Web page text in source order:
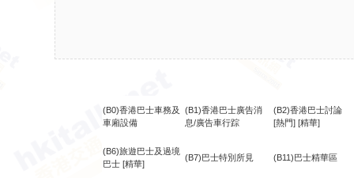
(B0)香港巴士車務及
車廂設備
(B1)香港巴士廣告消
息/廣告車行踪
(B2)香港巴士討論
[熱門] [精華]
(B6)旅遊巴士及過境
巴士 [精華]
(B7)巴士特別所見 (B11)巴士精華區